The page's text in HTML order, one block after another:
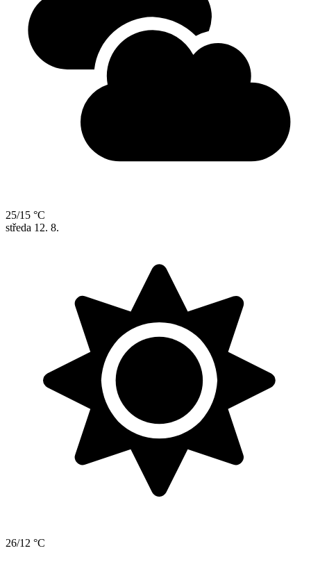
25/15 °C
středa 12. 8.
26/12 °C